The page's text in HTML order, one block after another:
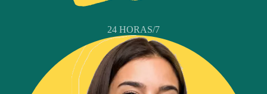
24 HORAS/7